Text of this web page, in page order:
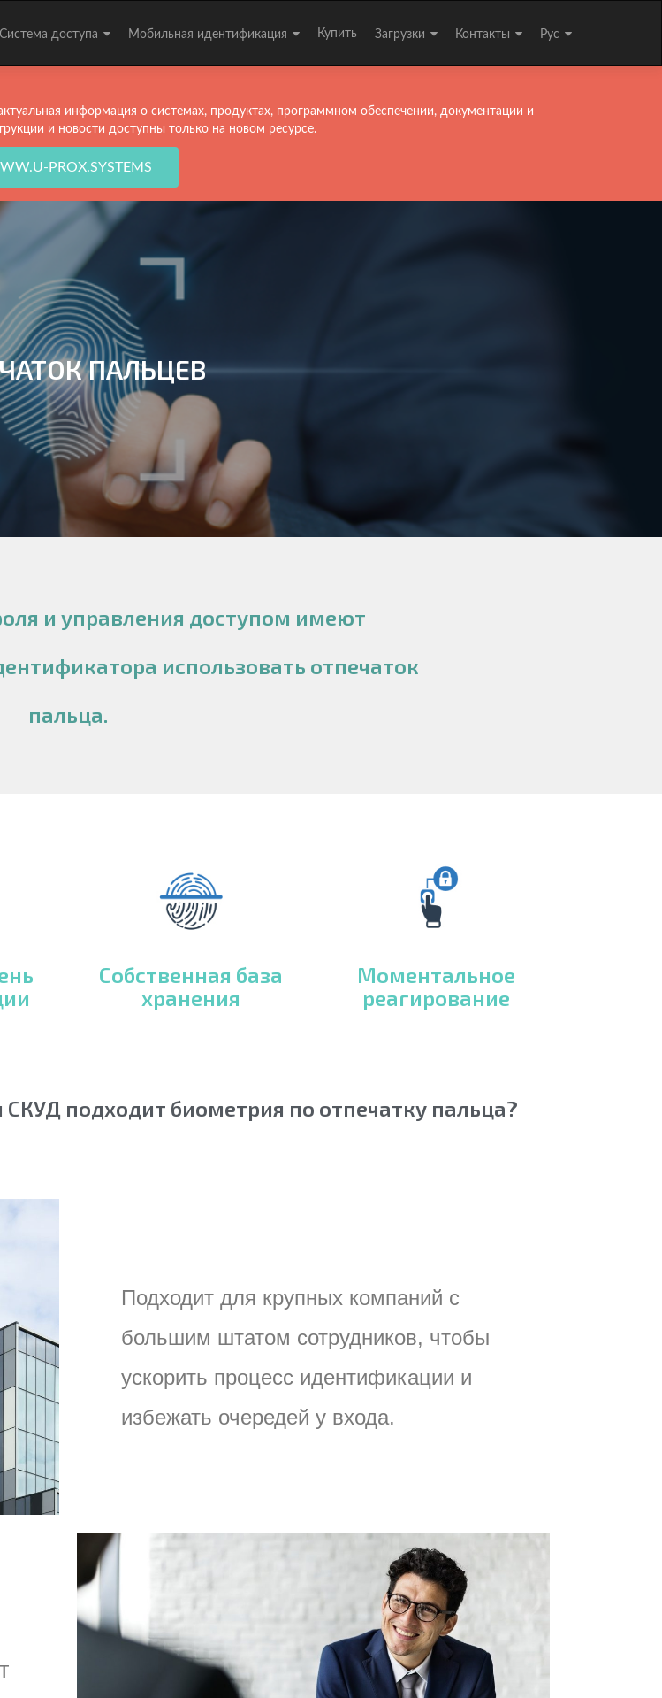
Система доступа Мобильная идентификация Купить Загрузки Контакты Рус
информация о системах, продуктах, программном обеспечении, документации и
и новости доступны только на новом ресурсе.
PROX.SYSTEMS
ПАЛЬЦЕВ
и управления доступом имеют
использовать отпечаток
пальца.
Собственная база
хранения
Моментальное
реагирование
подходит биометрия по отпечатку пальца?
Подходит для крупных компаний с
большим штатом сотрудников, чтобы
ускорить процесс идентификации и
избежать очередей у входа.